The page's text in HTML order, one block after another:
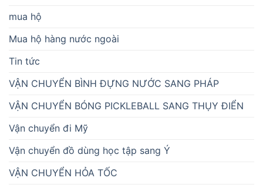
mua hộ
Mua hộ hàng nước ngoài
Tin tức
VẬN CHUYỂN BÌNH ĐỰNG NƯỚC SANG PHÁP
VẬN CHUYỂN BÓNG PICKLEBALL SANG THỤY ĐIỂN
Vận chuyển đi Mỹ
Vận chuyển đồ dùng học tập sang Ý
VẬN CHUYỂN HỎA TỐC